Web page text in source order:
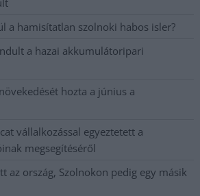
a hamisítatlan szolnoki habos isler?
a hazai akkumulátoripari
hozta a június a
vállalkozással egyeztetett a
megsegítéséről
az ország, Szolnokon pedig egy másik